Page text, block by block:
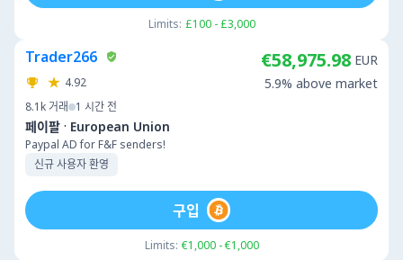
Limits: £100 - £3,000
Trader266
4.92
8.1k 거래 1 시간 전
페이팔 · European Union
Paypal AD for F&F senders!
신규 사용자 환영
€58,975.98 EUR
5.9% above market
Limits: €1,000 - €1,000
구입